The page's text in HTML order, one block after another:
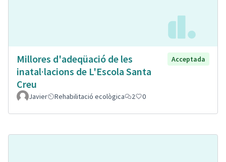
Millores d'adeqüació de les
inatal·lacions de L'Escola Santa
Creu
Acceptada
Javier Rehabilitació ecològica 2 0